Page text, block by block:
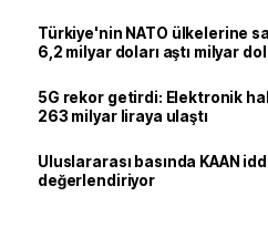
Türkiye'nin NATO ülkelerine
6,2 milyar doları aştı milyar
5G rekor getirdi: Elektronik
263 milyar liraya ulaştı
Uluslararası basında KAAN
değerlendiriyor